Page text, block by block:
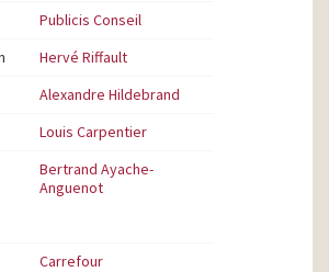
Publicis Conseil
Hervé Riffault
Alexandre Hildebrand
Louis Carpentier
Bertrand Ayache-
Anguenot
Carrefour